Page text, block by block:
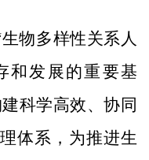
物多样性关系人
和发展的重要基
科学高效、协同
体系，为推进生